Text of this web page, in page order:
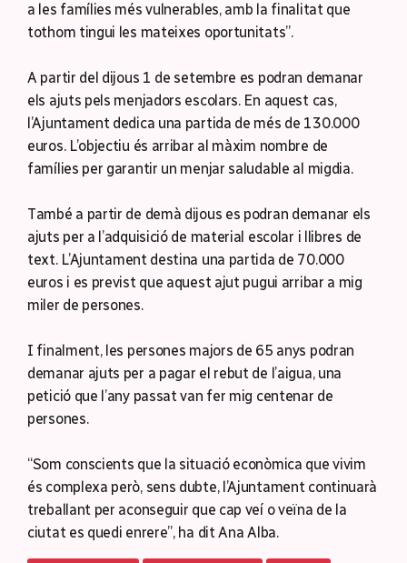
a les famílies més vulnerables, amb la finalitat que
tothom tingui les mateixes oportunitats”.
A partir del dijous 1 de setembre es podran demanar
els ajuts pels menjadors escolars. En aquest cas,
l’Ajuntament dedica una partida de més de 130.000
euros. L’objectiu és arribar al màxim nombre de
famílies per garantir un menjar saludable al migdia.
També a partir de demà dijous es podran demanar els
ajuts per a l’adquisició de material escolar i llibres de
text. L’Ajuntament destina una partida de 70.000
euros i es previst que aquest ajut pugui arribar a mig
miler de persones.
I finalment, les persones majors de 65 anys podran
demanar ajuts per a pagar el rebut de l’aigua, una
petició que l’any passat van fer mig centenar de
persones.
“Som conscients que la situació econòmica que vivim
és complexa però, sens dubte, l’Ajuntament continuarà
treballant per aconseguir que cap veí o veïna de la
ciutat es quedi enrere”, ha dit Ana Alba.